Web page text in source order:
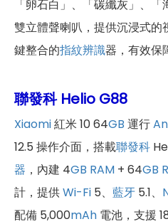
「卵石白」、「碳纖灰」、
雙立體聲喇叭，提供沉浸式
鍵整合的指紋辨識器，有效保
聯發科 Helio G88
Xiaomi紅米 10 64GB 運行
12.5 操作介面，搭載聯發科
器 ，內建 4GB RAM + 64GB
計，提供Wi-Fi 5、 藍牙 5.1、
配備 5,000mAh 電池，支援